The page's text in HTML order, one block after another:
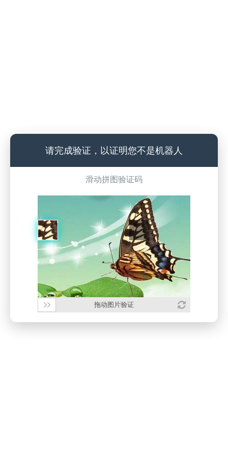
请完成验证，以证明您不是机器人
滑动拼图验证码
拖动图片验证